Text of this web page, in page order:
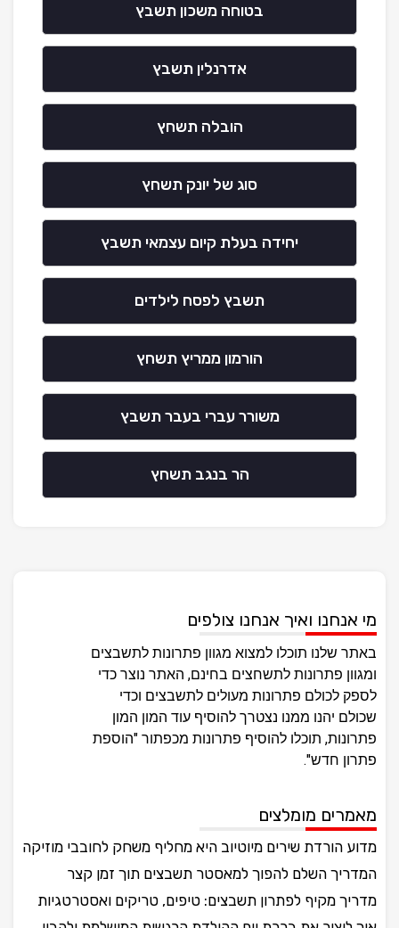
בטוחה משכון תשבץ
אדרנלין תשבץ
הובלה תשחץ
סוג של יונק תשחץ
יחידה בעלת קיום עצמאי תשבץ
תשבץ לפסח לילדים
הורמון ממריץ תשחץ
משורר עברי בעבר תשבץ
הר בנגב תשחץ
מי אנחנו ואיך אנחנו צולפים
באתר שלנו תוכלו למצוא מגוון פתרונות לתשבצים
ומגוון פתרונות לתשחצים בחינם, האתר נוצר כדי
לספק לכולם פתרונות מעולים לתשבצים וכדי
שכולם יהנו ממנו נצטרך להוסיף עוד המון המון
פתרונות, תוכלו להוסיף פתרונות מכפתור "הוספת
פתרון חדש".
מאמרים מומלצים
מדוע הורדת שירים מיוטיוב היא מחליף משחק לחובבי מוזיקה
המדריך השלם להפוך למאסטר תשבצים תוך זמן קצר
מדריך מקיף לפתרון תשבצים: טיפים, טריקים ואסטרטגיות